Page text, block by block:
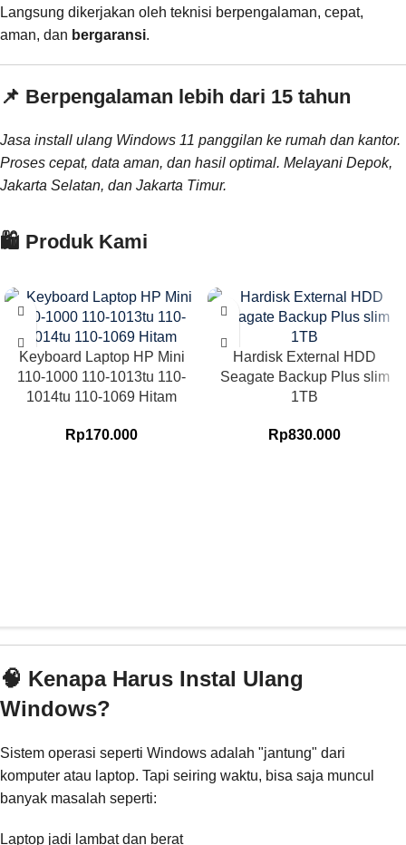
Langsung dikerjakan oleh teknisi berpengalaman, cepat,
aman, dan bergaransi.
📌 Berpengalaman lebih dari 15 tahun
Jasa install ulang Windows 11 panggilan ke rumah dan kantor.
Proses cepat, data aman, dan hasil optimal. Melayani Depok,
Jakarta Selatan, dan Jakarta Timur.
🛍️ Produk Kami
Keyboard Laptop HP Mini
110-1000 110-1013tu 110-
1014tu 110-1069 Hitam
Rp170.000
Hardisk External HDD
Seagate Backup Plus slim
1TB
Rp830.000
🧠 Kenapa Harus Instal Ulang
Windows?
Sistem operasi seperti Windows adalah "jantung" dari
komputer atau laptop. Tapi seiring waktu, bisa saja muncul
banyak masalah seperti:
Laptop jadi lambat dan berat